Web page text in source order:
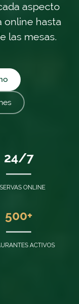
aspecto
online hasta
las mesas.
24/7
ONLINE
500+
ACTIVOS